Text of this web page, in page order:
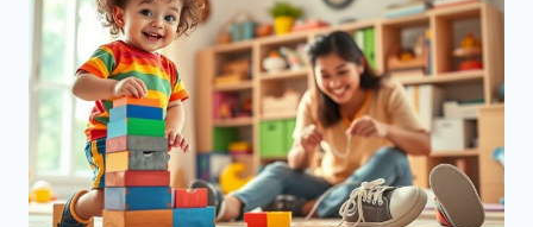
UMIEJĘTNOŚCI
DZIECKA